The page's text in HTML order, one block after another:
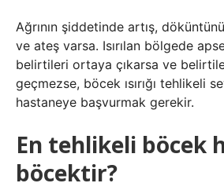
Ağrının şiddetinde artış,
ve ateş varsa. Isırılan bölgede
belirtileri ortaya çıkarsa ve
geçmezse, böcek ısırığı tehlikeli
hastaneye başvurmak gerekir.
En tehlikeli böcek
böcektir?